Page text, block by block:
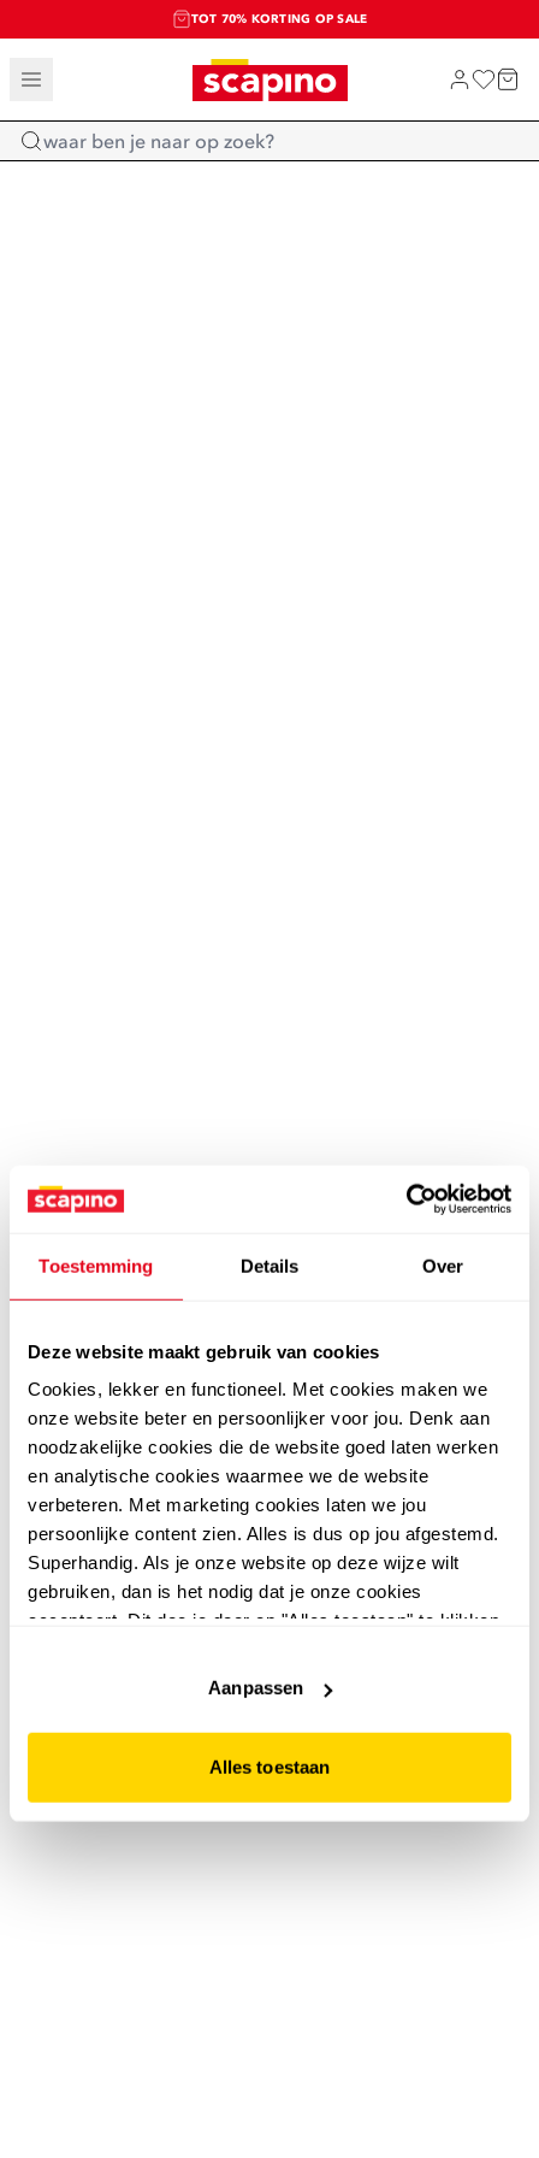
Toestemming Details Over
Deze website maakt gebruik van cookies
Cookies, lekker en functioneel. Met cookies maken we
onze website beter en persoonlijker voor jou. Denk aan
noodzakelijke cookies die de website goed laten werken
en analytische cookies waarmee we de website
verbeteren. Met marketing cookies laten we jou
persoonlijke content zien. Alles is dus op jou afgestemd.
Superhandig. Als je onze website op deze wijze wilt
gebruiken, dan is het nodig dat je onze cookies
accepteert. Dit doe je door op "Alles toestaan" te klikken.
website niet optimaal functioneert.
Aanpassen
Alles toestaan
TOT 70% KORTING OP SALE
SALE: LAATSTE KANS!
SHOP NIEUW
Home